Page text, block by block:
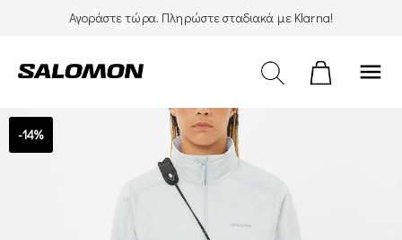
Αγοράστε τώρα. Πληρώστε σταδιακά με Klarna!
menu
-14%